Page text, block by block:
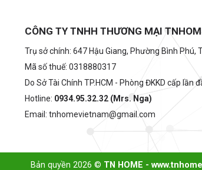
CÔNG TY TNHH THƯƠNG MẠI
Trụ sở chính: 647 Hậu Giang, Phường Bình Phú,
Mã số thuế: 0318880317
Do Sở Tài Chính TP.HCM - Phòng ĐKKD cấp
Hotline: 0934.95.32.32 (Mrs. Nga)
Email: tnhomevietnam@gmail.com
Bản quyền 2026 © TN HOME -